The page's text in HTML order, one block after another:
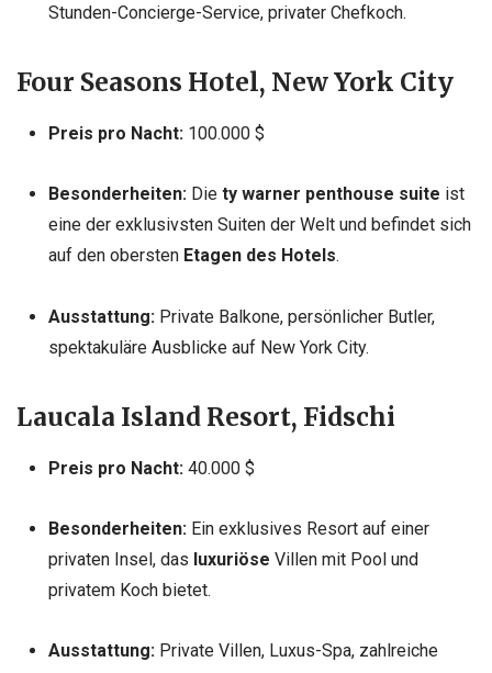
Stunden-Concierge-Service, privater Chefkoch.
Four Seasons Hotel, New York City
Preis pro Nacht:100.000 $
Besonderheiten:Die ty warner penthouse suite ist
eine der exklusivsten Suiten der Welt und befindet sich
auf den obersten Etagen des Hotels.
Ausstattung:Private Balkone, persönlicher Butler,
spektakuläre Ausblicke auf New York City.
Laucala Island Resort, Fidschi
Preis pro Nacht:40.000 $
Besonderheiten:Ein exklusives Resort auf einer
privaten Insel, das luxuriöse Villen mit Pool und
privatem Koch bietet.
Ausstattung:Private Villen, Luxus-Spa, zahlreiche